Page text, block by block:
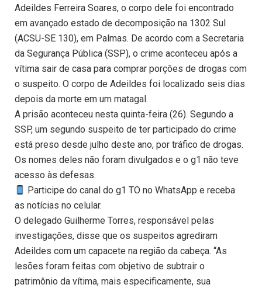
Adeildes Ferreira Soares, o corpo dele foi encontrado
em avançado estado de decomposição na 1302 Sul
(ACSU-SE 130), em Palmas. De acordo com a Secretaria
da Segurança Pública (SSP), o crime aconteceu após a
vítima sair de casa para comprar porções de drogas com
o suspeito. O corpo de Adeildes foi localizado seis dias
depois da morte em um matagal.
A prisão aconteceu nesta quinta-feira (26). Segundo a
SSP, um segundo suspeito de ter participado do crime
está preso desde julho deste ano, por tráfico de drogas.
Os nomes deles não foram divulgados e o g1 não teve
acesso às defesas.
Participe do canal do g1 TO no WhatsApp e receba
as notícias no celular.
O delegado Guilherme Torres, responsável pelas
investigações, disse que os suspeitos agrediram
Adeildes com um capacete na região da cabeça. “As
lesões foram feitas com objetivo de subtrair o
patrimônio da vítima, mais especificamente, sua